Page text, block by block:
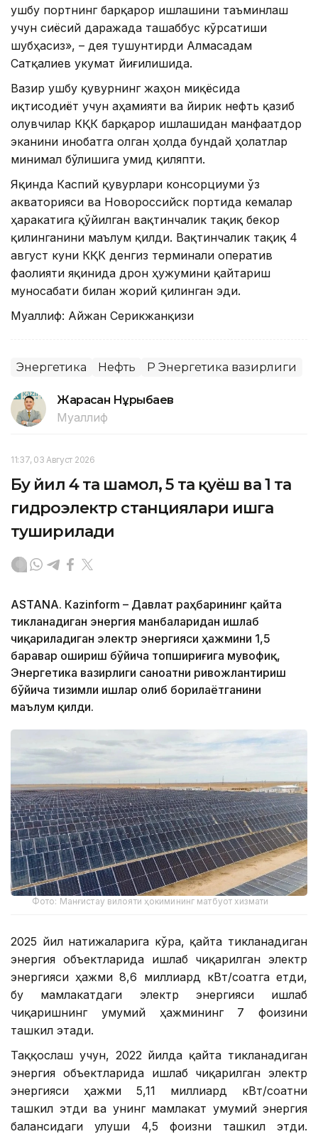
ушбу портнинг барқарор ишлашини таъминлаш
учун сиёсий даражада ташаббус кўрсатиши
шубҳасиз», – дея тушунтирди Алмасадам
Сатқалиев Ҳукумат йиғилишида.
Вазир ушбу қувурнинг жаҳон миқёсида
иқтисодиёт учун аҳамияти ва йирик нефть қазиб
олувчилар КҚК барқарор ишлашидан манфаатдор
эканини инобатга олган ҳолда бундай ҳолатлар
минимал бўлишига умид қиляпти.
Яқинда Каспий қувурлари консорциуми ўз
акваторияси ва Новороссийск портида кемалар
ҳаракатига қўйилган вақтинчалик тақиқ бекор
қилинганини маълум қилди. Вақтинчалик тақиқ 4
август куни КҚК денгиз терминали оператив
фаолияти яқинида дрон ҳужумини қайтариш
муносабати билан жорий қилинган эди.
Муаллиф: Айжан Серикжанқизи
Энергетика Нефть ҚР Энергетика вазирлиги
Жарасқан Нұрыбаев
Муаллиф
11:37, 03 Август 2026
Бу йил 4 та шамол, 5 та қуёш ва 1 та
гидроэлектр станциялари ишга
туширилади
ASTANА. Кazinform – Давлат раҳбарининг қайта
тикланадиган энергия манбаларидан ишлаб
чиқариладиган электр энергияси ҳажмини 1,5
баравар ошириш бўйича топшириғига мувофиқ,
Энергетика вазирлиги саноатни ривожлантириш
бўйича тизимли ишлар олиб борилаётганини
маълум қилди.
Фото: Манғистау вилояти ҳокимининг матбуот хизмати
2025 йил натижаларига кўра, қайта тикланадиган
энергия объектларида ишлаб чиқарилган электр
энергияси ҳажми 8,6 миллиард кВт/соатга етди,
бу мамлакатдаги электр энергияси ишлаб
чиқаришнинг умумий ҳажмининг 7 фоизини
ташкил этади.
Таққослаш учун, 2022 йилда қайта тикланадиган
энергия объектларида ишлаб чиқарилган электр
энергияси ҳажми 5,11 миллиард кВт/соатни
ташкил этди ва унинг мамлакат умумий энергия
балансидаги улуши 4,5 фоизни ташкил этди.